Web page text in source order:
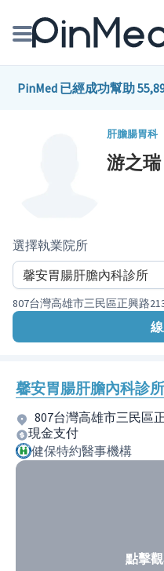
線上預約醫師、院所
PinMed 已經成功幫助
肝膽腸胃科
游之瑞
選擇執業院所
807台灣高雄市三民區正興路
馨安胃腸肝膽內科診所
807台灣高雄市三民區
現金支付
健保特約醫事機構
點擊